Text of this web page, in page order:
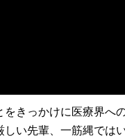
きっかけに医療界へ
い先輩、一筋縄では